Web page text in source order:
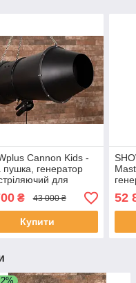
Cannon Kids -
пушка, генератор
для
свят
₴ 43 000 ₴
Купити
для
52